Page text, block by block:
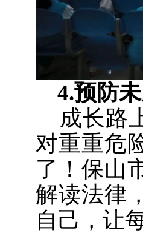
4.预防未
成长路
对重重危
了！保山
解读法律
自己，让